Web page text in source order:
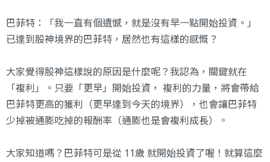
巴菲特：「我一直有個遺憾，就是沒有早一點開始投資。」
已達到股神境界的巴菲特，居然也有這樣的感慨？
大家覺得股神這樣說的原因是什麼呢？我認為，關鍵就在
「複利」。只要「更早」開始投資， 複利的力量，將會帶給
巴菲特更高的獲利（更早達到今天的境界），也會讓巴菲特
少掉被通膨吃掉的報酬率（通膨也是會複利成長）。
大家知道嗎？巴菲特可是從 11歲 就開始投資了喔！就算這麼